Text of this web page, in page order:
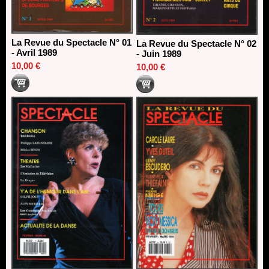
La Revue du Spectacle N° 01
- Avril 1989
10,00 €
La Revue du Spectacle N° 02
- Juin 1989
10,00 €